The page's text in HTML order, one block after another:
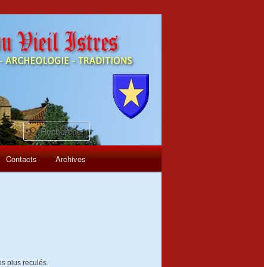
Recherche
Contacts Archives
plus reculés.